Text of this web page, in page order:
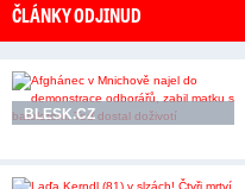
ČLÁNKY ODJINUD
BLESK.CZ